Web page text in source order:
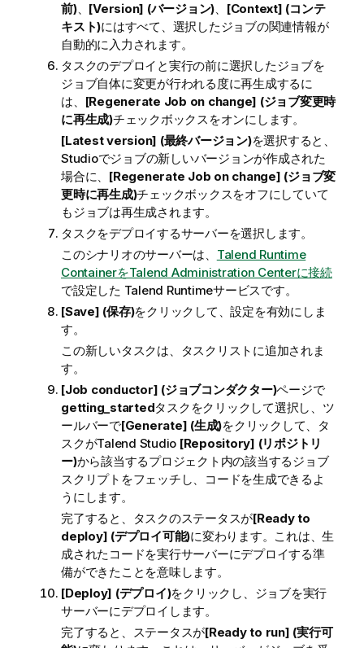
前)、 [Version] (バージョン)、 [Context] (コンテ
キスト)にはすべて、選択したジョブの関連情報が
自動的に入力されます。
タスクのデプロイと実行の前に選択したジョブを
ジョブ自体に変更が行われる度に再生成するに
は、 [Regenerate Job on change] (ジョブ変更時
に再生成)チェックボックスをオンにします。
[Latest version] (最終バージョン)を選択すると、
Studioでジョブの新しいバージョンが作成された
場合に、 [Regenerate Job on change] (ジョブ変
更時に再生成)チェックボックスをオフにしていて
もジョブは再生成されます。
タスクをデプロイするサーバーを選択します。
このシナリオのサーバーは、 Talend Runtime
ContainerをTalend Administration Centerに接続
で設定した Talend Runtimeサービスです。
[Save] (保存)をクリックして、設定を有効にしま
す。
この新しいタスクは、タスクリストに追加されま
す。
[Job conductor] (ジョブコンダクター)ページで
getting_startedタスクをクリックして選択し、ツ
ールバーで[Generate] (生成)をクリックして、タ
スクがTalend Studio [Repository] (リポジトリ
ー)から該当するプロジェクト内の該当するジョブ
スクリプトをフェッチし、コードを生成できるよ
うにします。
完了すると、タスクのステータスが[Ready to
deploy] (デプロイ可能)に変わります。これは、生
成されたコードを実行サーバーにデプロイする準
備ができたことを意味します。
[Deploy] (デプロイ)をクリックし、ジョブを実行
サーバーにデプロイします。
完了すると、ステータスが[Ready to run] (実行可